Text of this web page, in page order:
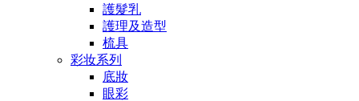
護髮乳
護理及造型
梳具
彩妆系列
底妝
眼彩